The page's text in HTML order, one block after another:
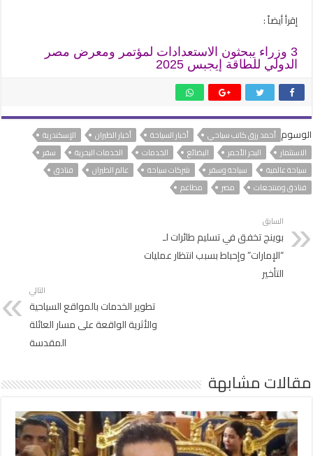
إقرأ أيضاً :
3 وزراء يبحثون الاستعدادات لمؤتمر ومعرض مصر
الدولي للطاقة إيجبس 2025
الوسوم أحمد رزق كاتب سياحي أخبار السياحة أخبار الطيران
الإسكندرية
الاستثمار
البحر الأحمر البضائع الخدمات الخدمات البحرية
سفر
سياحة عالمية
سياحة وسفر شركات سياحة عالم الطيران
فنادق
فنادق ومنتجعات
مصر مطاعم
السابق
بوينج تخفق في تسليم طائرات لـ
“الإمارات” وإحباط بسبب انتظار عمليات
التأخير
التالي
تطوير الخدمات بالمواقع السياحية
والأثرية الواقعة على مسار العائلة
المقدسة
مقالات مشابهة